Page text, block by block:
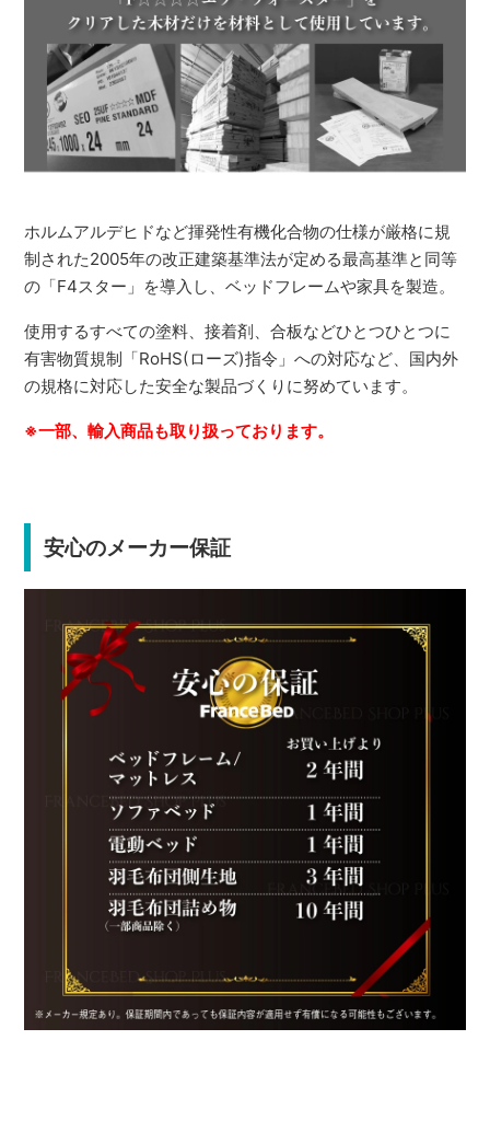
ホルムアルデヒドなど揮発性有機化合物の仕様が厳格に規
制された2005年の改正建築基準法が定める最高基準と同等
の「F4スター」を導入し、ベッドフレームや家具を製造。
使用するすべての塗料、接着剤、合板などひとつひとつに
有害物質規制「RoHS(ローズ)指令」への対応など、国内外
の規格に対応した安全な製品づくりに努めています。
※一部、輸入商品も取り扱っております。
安心のメーカー保証